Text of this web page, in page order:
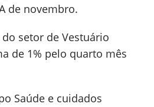
de novembro.
setor de Vestuário
de 1% pelo quarto mês
Saúde e cuidados